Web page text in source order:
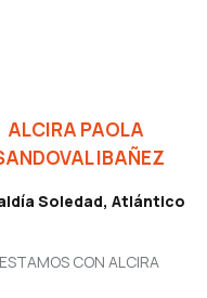
ALCIRA PAOLA
IBAÑEZ
Soledad, Atlántico
ESTAMOS CON ALCIRA